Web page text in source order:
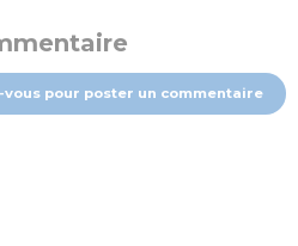
vous pour poster un commentaire